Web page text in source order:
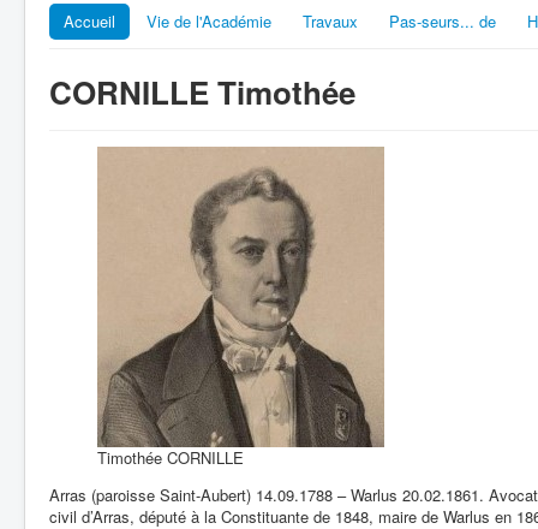
Accueil Vie de l'Académie Travaux Pas-seurs... de
CORNILLE Timothée
Timothée CORNILLE
Arras (paroisse Saint-Aubert) 14.09.1788 – Warlus 20.02.1861.
civil d’Arras, député à la Constituante de 1848, maire de Warlus en